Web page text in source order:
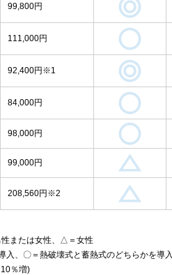
99,800円
111,000円
92,400円※1
84,000円
98,000円
99,000円
208,560円※2
または女性、△＝女性
、〇＝熱破壊式と蓄熱式のどちらかを導入
％増)